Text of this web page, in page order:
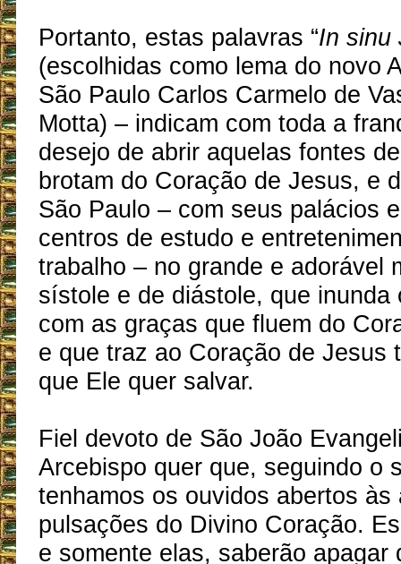
Portanto, estas palavras “In sinu
(escolhidas como lema do novo
São Paulo Carlos Carmelo de
Motta) – indicam com toda a
desejo de abrir aquelas fontes
brotam do Coração de Jesus, e
São Paulo – com seus palácios
centros de estudo e
trabalho – no grande e adorável
sístole e de diástole, que inunda
com as graças que fluem do
e que traz ao Coração de Jesus
que Ele quer salvar.
Fiel devoto de São João
Arcebispo quer que, seguindo o
tenhamos os ouvidos abertos às
pulsações do Divino Coração.
e somente elas, saberão apagar